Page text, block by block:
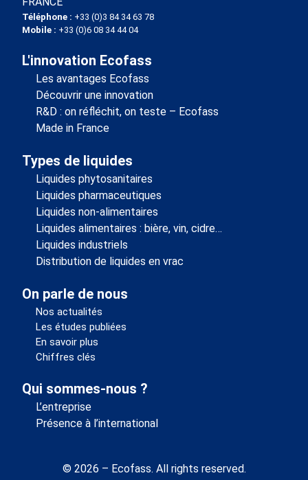
Téléphone : +33 (0)3 84 34 63 78
Mobile : +33 (0)6 08 34 44 04
L'innovation Ecofass
Les avantages Ecofass
Découvrir une innovation
R&D : on réfléchit, on teste – Ecofass
Made in France
Types de liquides
Liquides phytosanitaires
Liquides pharmaceutiques
Liquides non-alimentaires
Liquides alimentaires : bière, vin, cidre…
Liquides industriels
Distribution de liquides en vrac
On parle de nous
Nos actualités
Les études publiées
En savoir plus
Chiffres clés
Qui sommes-nous ?
L’entreprise
Présence à l’international
© 2026 – Ecofass. All rights reserved.